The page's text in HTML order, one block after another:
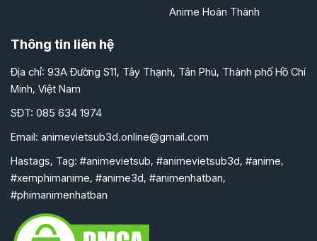
Anime Hoàn Thành
Thông tin liên hệ
Địa chỉ: 93A Đường S11, Tây Thạnh, Tân Phú, Thành phố Hồ Chí
Minh, Việt Nam
SĐT: 085 634 1974
Email: animevietsub3d.online@gmail.com
Hastags, Tag: #animevietsub, #animevietsub3d, #anime,
#xemphimanime, #anime3d, #animenhatban,
#phimanimenhatban